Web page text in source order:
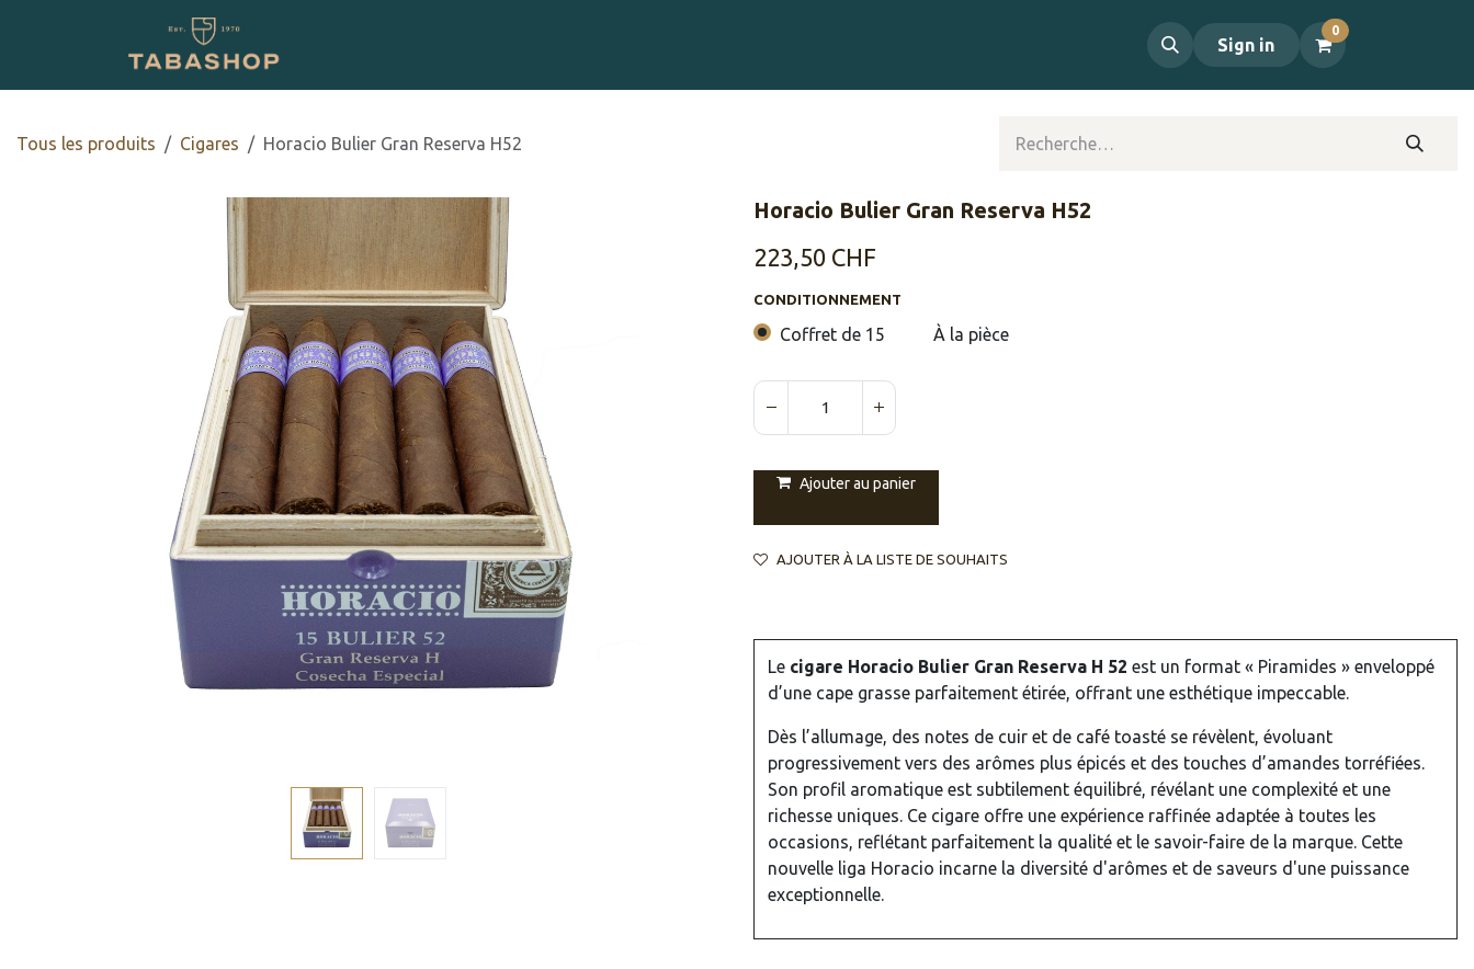
Sign in
0
Tous les produits ​​​Cigares Horacio Bulier Gran Reserva H52
Horacio Bulier Gran Reserva H52
223,50 CHF
CONDITIONNEMENT
Coffret de 15 À la pièce
Ajouter au panier
AJOUTER À LA LISTE DE SOUHAITS
Le cigare Horacio Bulier Gran Reserva H 52 est un format « Piramides » enveloppé
d’une cape grasse parfaitement étirée, offrant une esthétique impeccable.
Dès l’allumage, des notes de cuir et de café toasté se révèlent, évoluant
progressivement vers des arômes plus épicés et des touches d’amandes torréfiées.
Son profil aromatique est subtilement équilibré, révélant une complexité et une
richesse uniques. Ce cigare offre une expérience raffinée adaptée à toutes les
occasions, reflétant parfaitement la qualité et le savoir-faire de la marque. Cette
nouvelle liga Horacio incarne la diversité d'arômes et de saveurs d'une puissance
exceptionnelle.